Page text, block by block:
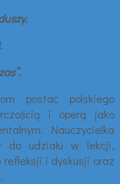
postać polskiego
i operą jako
Nauczycielka
do udziału w lekcji,
refleksji i dyskusji oraz